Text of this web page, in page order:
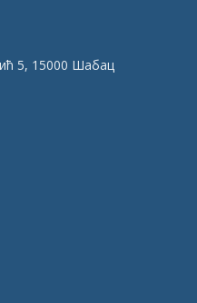
5, 15000 Шабац